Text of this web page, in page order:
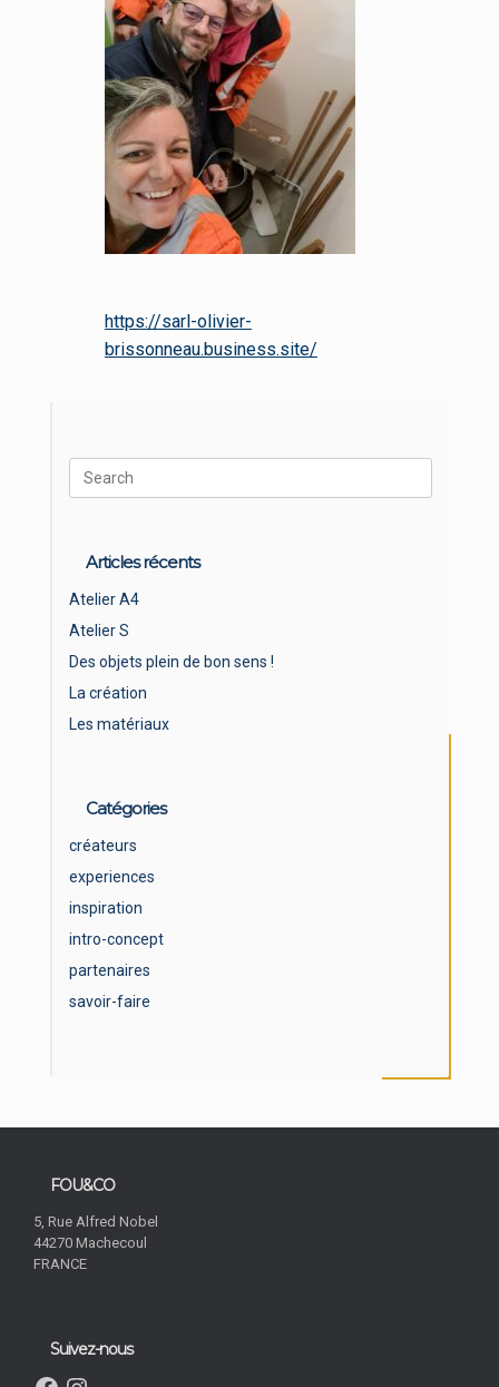
https://sarl-olivier-
brissonneau.business.site/
Search
for:
Articles récents
Atelier A4
Atelier S
Des objets plein de bon sens !
La création
Les matériaux
Catégories
créateurs
experiences
inspiration
intro-concept
partenaires
savoir-faire
FOU&CO
5, Rue Alfred Nobel
44270 Machecoul
FRANCE
Suivez-nous
FacebookInstagram